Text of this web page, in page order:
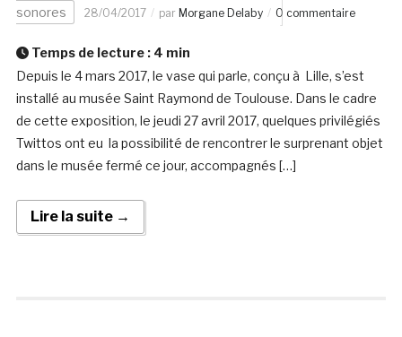
sonores 28/04/2017 par Morgane Delaby 0 commentaire
Temps de lecture : 4 min
Depuis le 4 mars 2017, le vase qui parle, conçu à Lille, s’est
installé au musée Saint Raymond de Toulouse. Dans le cadre
de cette exposition, le jeudi 27 avril 2017, quelques privilégiés
Twittos ont eu la possibilité de rencontrer le surprenant objet
dans le musée fermé ce jour, accompagnés […]
Lire la suite →